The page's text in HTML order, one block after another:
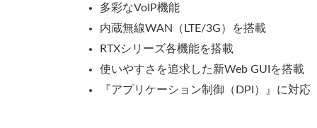
多彩なVoIP機能
内蔵無線WAN（LTE/3G）を搭載
RTXシリーズ各機能を搭載
使いやすさを追求した新Web GUIを搭載
『アプリケーション制御（DPI）』に対応